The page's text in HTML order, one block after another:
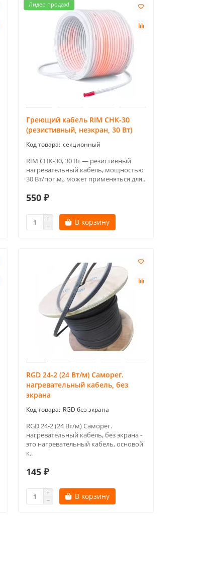
Лидер продаж!
Греющий кабель RIM СНК-30
(резистивный, неэкран, 30 Вт)
секционный
RIM СНК-30, 30 Вт — резистивный
нагревательный кабель, мощностью
30 Вт/пог.м., может применяться для..
550 ₽
В корзину
RGD 24-2 (24 Вт/м) Саморег.
нагревательный кабель, без
экрана
RGD без экрана
RGD 24-2 (24 Вт/м) Саморег.
нагревательный кабель, без экрана -
это нагревательный кабель, основой
к..
145 ₽
В корзину